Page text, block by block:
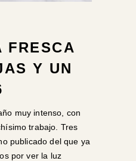
FRESCA
Y UN
muy intenso, con
trabajo. Tres
publicado del que ya
por ver la luz